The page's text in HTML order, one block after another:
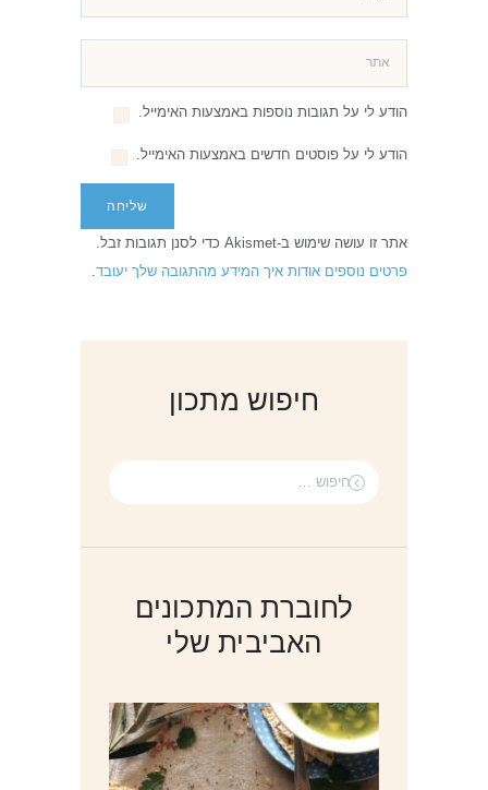
הודע לי על תגובות נוספות באמצעות האימייל.
הודע לי על פוסטים חדשים באמצעות האימייל.
אתר זו עושה שימוש ב-Akismet כדי לסנן תגובות זבל.
פרטים נוספים אודות איך המידע מהתגובה שלך יעובד.
חיפוש מתכון
חיפוש:
לחוברת המתכונים
האביבית שלי